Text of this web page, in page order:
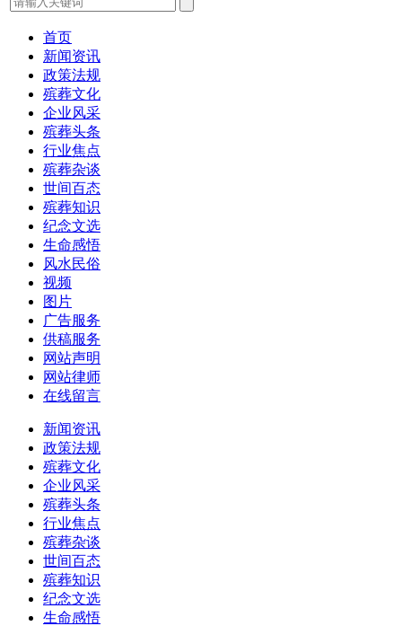
首页
新闻资讯
政策法规
殡葬文化
企业风采
殡葬头条
行业焦点
殡葬杂谈
世间百态
殡葬知识
纪念文选
生命感悟
风水民俗
视频
图片
广告服务
供稿服务
网站声明
网站律师
在线留言
新闻资讯
政策法规
殡葬文化
企业风采
殡葬头条
行业焦点
殡葬杂谈
世间百态
殡葬知识
纪念文选
生命感悟